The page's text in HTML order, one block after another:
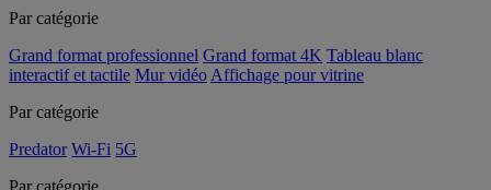
Par catégorie
Grand format professionnel Grand format 4K Tableau blanc
interactif et tactile Mur vidéo Affichage pour vitrine
Par catégorie
Predator Wi-Fi 5G
Par catégorie